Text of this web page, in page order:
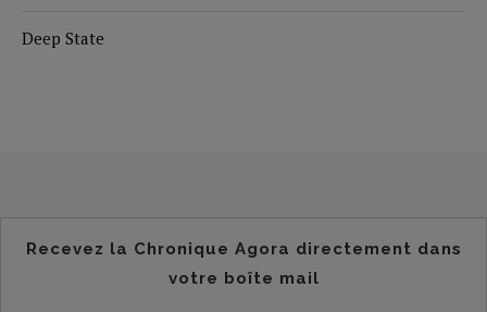
Deep State
Recevez la Chronique Agora directement dans
votre boîte mail